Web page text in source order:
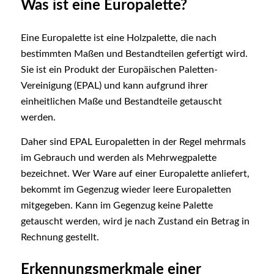
Was ist eine Europalette?
Eine Europalette ist eine Holzpalette, die nach
bestimmten Maßen und Bestandteilen gefertigt wird.
Sie ist ein Produkt der Europäischen Paletten-
Vereinigung (EPAL) und kann aufgrund ihrer
einheitlichen Maße und Bestandteile getauscht
werden.
Daher sind EPAL Europaletten in der Regel mehrmals
im Gebrauch und werden als Mehrwegpalette
bezeichnet. Wer Ware auf einer Europalette anliefert,
bekommt im Gegenzug wieder leere Europaletten
mitgegeben. Kann im Gegenzug keine Palette
getauscht werden, wird je nach Zustand ein Betrag in
Rechnung gestellt.
Erkennungsmerkmale einer